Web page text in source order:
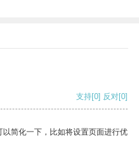
支持[0] 反对[0]
简化一下，比如将设置页面进行优